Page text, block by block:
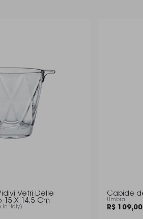
Vetri Delle
X 14,5 Cm
in Italy)
Umbra
R$ 109,00